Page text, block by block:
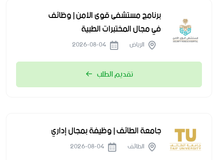
برنامج مستشفى قوى الأمن | وظائف
في مجال المختبرات الطبية
الرياض
تقديم الطلب
جامعة الطائف | وظيفة بمجال إداري
الطائف